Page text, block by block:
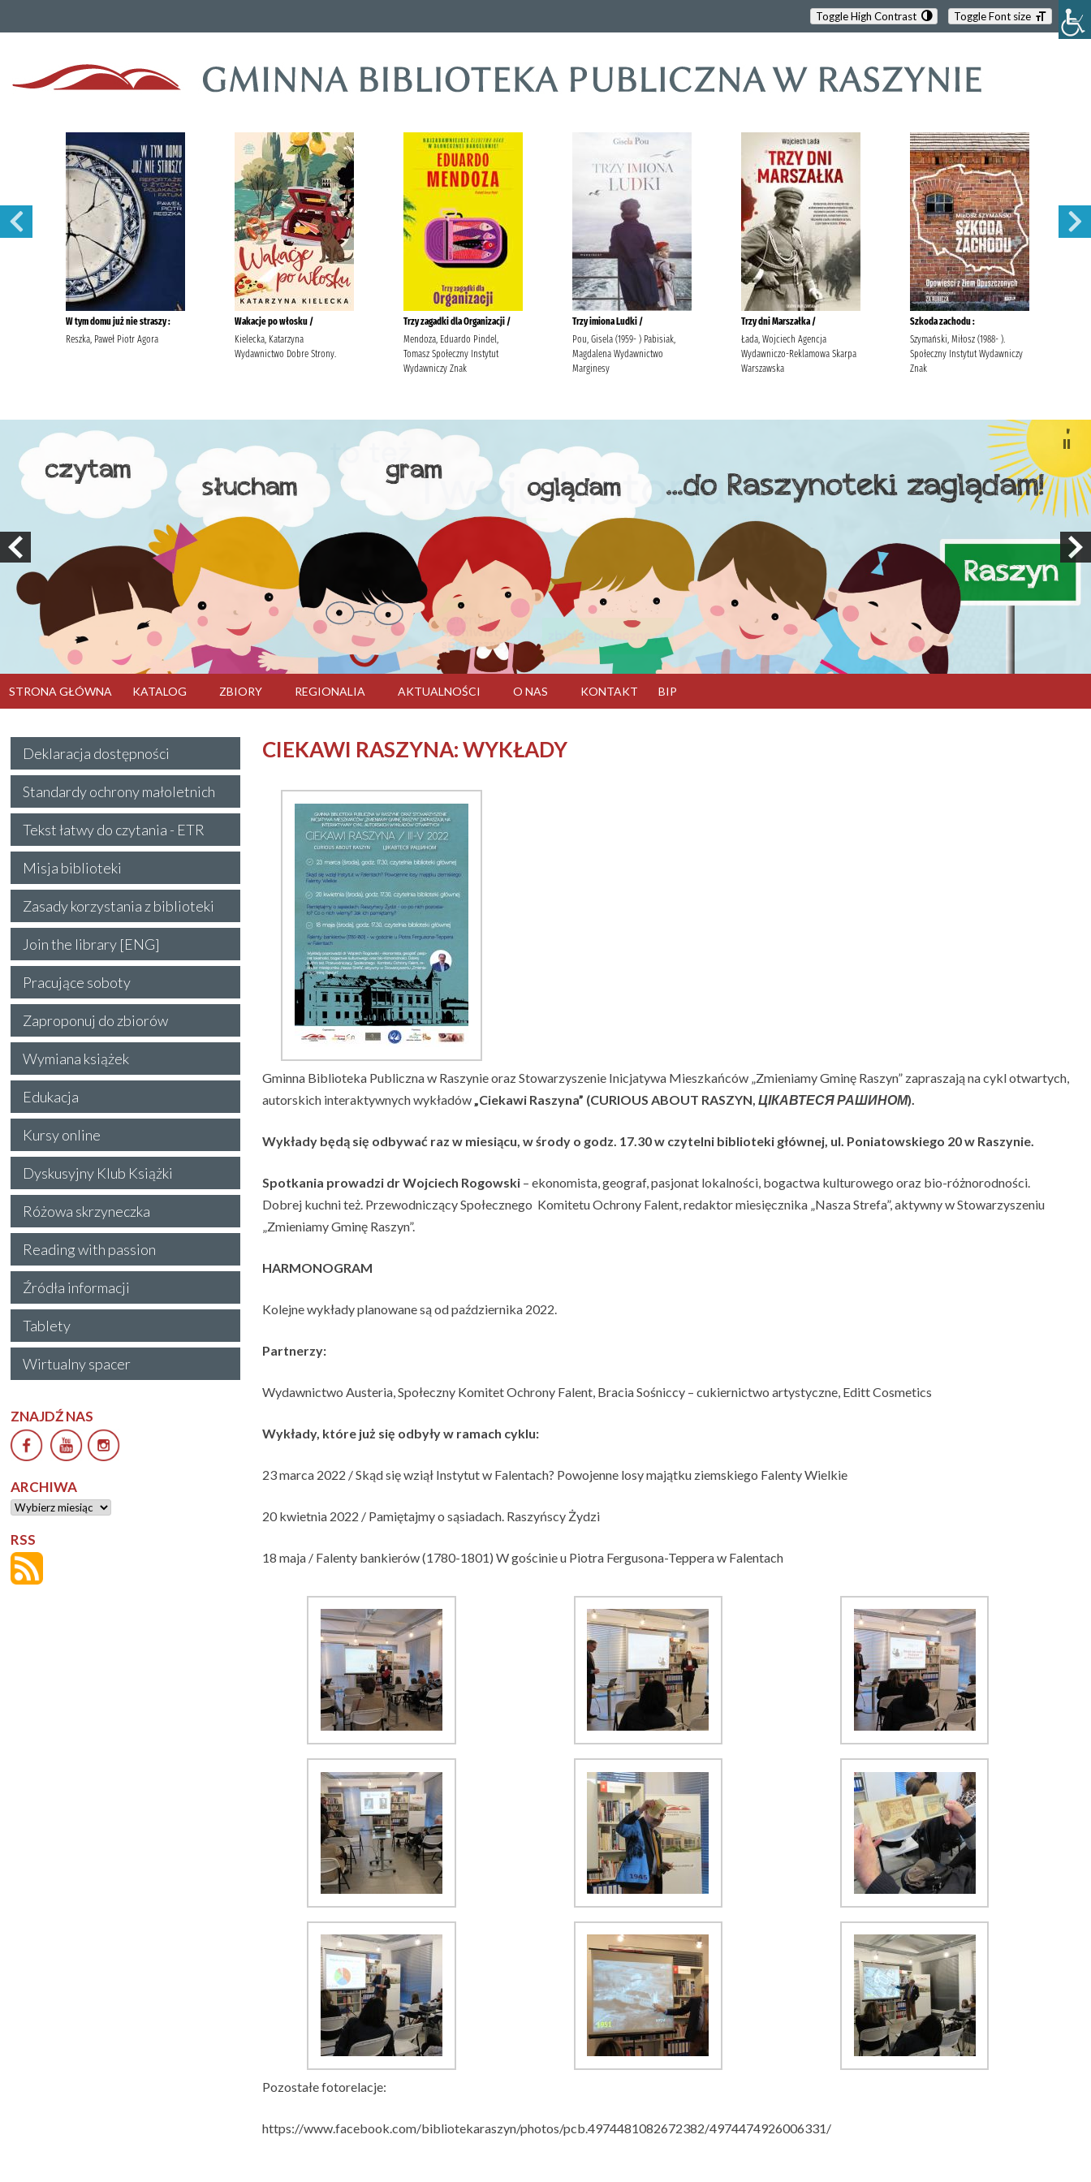
Toggle High Contrast Toggle Font size
STRONA GŁÓWNA KATALOG ZBIORY REGIONALIA AKTUALNOŚCI O NAS KONTAKT BIP
CIEKAWI RASZYNA: WYKŁADY
Gminna Biblioteka Publiczna w Raszynie oraz Stowarzyszenie Inicjatywa Mieszkańców „Zmieniamy Gminę Raszyn” zapraszają na cykl otwartych,
autorskich interaktywnych wykładów „Ciekawi Raszyna” (CURIOUS ABOUT RASZYN, ЦІКАВТЕСЯРАШИНОМ).
Wykłady będą się odbywać raz w miesiącu, w środy o godz. 17.30 w czytelni biblioteki głównej, ul. Poniatowskiego 20 w Raszynie.
Spotkania prowadzi dr Wojciech Rogowski– ekonomista, geograf, pasjonat lokalności, bogactwa kulturowego oraz bio-różnorodności.
Dobrej kuchni też. Przewodniczący Społecznego Komitetu Ochrony Falent, redaktor miesięcznika „Nasza Strefa”, aktywny w Stowarzyszeniu
„Zmieniamy Gminę Raszyn”.
HARMONOGRAM
Kolejne wykłady planowane są od października 2022.
Partnerzy:
Wydawnictwo Austeria, Społeczny Komitet Ochrony Falent, Bracia Sośniccy – cukiernictwo artystyczne, Editt Cosmetics
Wykłady, które już się odbyły w ramach cyklu:
23 marca 2022 / Skąd się wziął Instytut w Falentach? Powojenne losy majątku ziemskiego Falenty Wielkie
20 kwietnia 2022 / Pamiętajmy o sąsiadach. Raszyńscy Żydzi
18 maja / Falenty bankierów (1780-1801) W gościnie u Piotra Fergusona-Teppera w Falentach
Pozostałe fotorelacje:
https://www.facebook.com/bibliotekaraszyn/photos/pcb.4974481082672382/4974474926006331/
Deklaracja dostępności
Standardy ochrony małoletnich
Tekst łatwy do czytania - ETR
Misja biblioteki
Zasady korzystania z biblioteki
Join the library [ENG]
Pracujące soboty
Zaproponuj do zbiorów
Wymiana książek
Edukacja
Kursy online
Dyskusyjny Klub Książki
Różowa skrzyneczka
Reading with passion
Źródła informacji
Tablety
Wirtualny spacer
ZNAJDŹ NAS
ARCHIWA
Archiwa
RSS